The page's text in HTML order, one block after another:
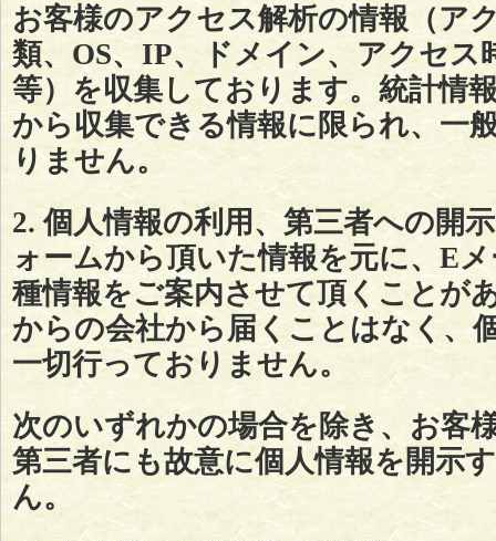
お客様のアクセス解析の情報（ア
類、OS、IP、ドメイン、アクセス
等）を収集しております。統計情
から収集できる情報に限られ、一
りません。
2. 個人情報の利用、第三者への開
ォームから頂いた情報を元に、E
種情報をご案内させて頂くことが
からの会社から届くことはなく、
一切行っておりません。
次のいずれかの場合を除き、お客
第三者にも故意に個人情報を開示
ん。